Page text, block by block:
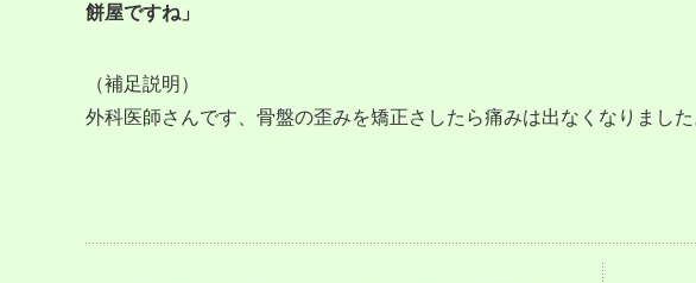
餅屋ですね」
（補足説明）
外科医師さんです、骨盤の歪みを矯正さしたら痛みは出なくなりました